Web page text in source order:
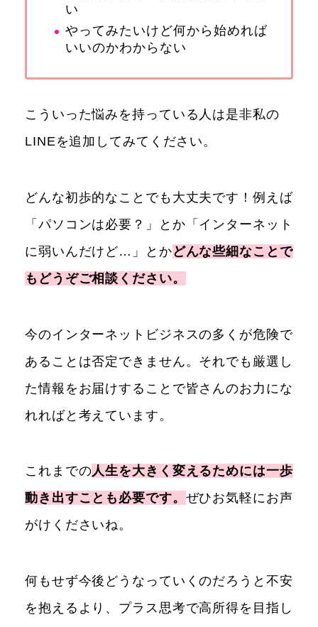
い
やってみたいけど何から始めれば
いいのかわからない
こういった悩みを持っている人は是非私の
LINEを追加してみてください。
どんな初歩的なことでも大丈夫です！例えば
「パソコンは必要？」とか「インターネット
に弱いんだけど…」とかどんな些細なことで
もどうぞご相談ください。
今のインターネットビジネスの多くが危険で
あることは否定できません。それでも厳選し
た情報をお届けすることで皆さんのお力にな
れればと考えています。
これまでの人生を大きく変えるためには一歩
動き出すことも必要です。 ぜひお気軽にお声
がけくださいね。
何もせず今後どうなっていくのだろうと不安
を抱えるより、プラス思考で高所得を目指し